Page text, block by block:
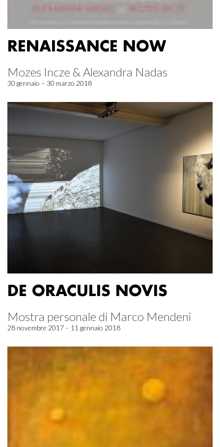
RENAISSANCE NOW
Mozes Incze & Alexandra Nadas
30 gennaio – 30 marzo 2018
DE ORACULIS NOVIS
Mostra personale di Marco Mendeni
28 novembre 2017 – 11 gennaio 2018